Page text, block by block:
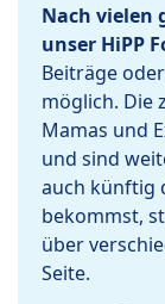
Nach vielen
unser HiPP
Beiträge
möglich. Die
Mamas und
und sind
auch künftig
bekommst,
über
Seite.